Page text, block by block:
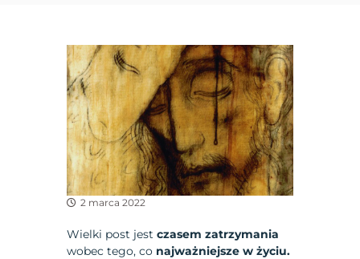
2 marca 2022
Wielki post jest czasem zatrzymania
wobec tego, co najważniejsze w życiu.